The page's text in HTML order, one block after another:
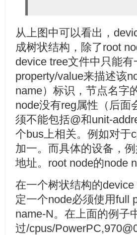
从上图中可以看出，
成树状结构，除了root
device tree文件中只能
property/value来描述该
name）标识，节点名字
node没有reg属性（后面
须不能包括@和unit-
个bus上相关。例如对于
加一。而具体的设备，
地址。root node的node
在一个树状结构的
定一个node必须使用full
name-N。在上面的例子
过/cpus/